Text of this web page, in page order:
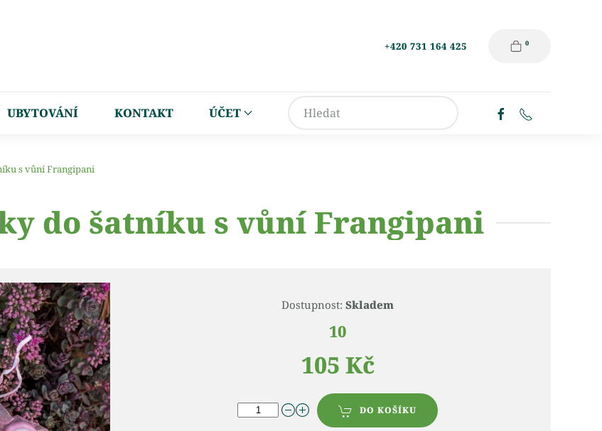
+420 731 164 425 0
UBYTOVÁNÍ KONTAKT ÚČET
s vůní Frangipani
do šatníku s vůní Frangipani
Dostupnost: Skladem
10
105 Kč
DO KOŠÍKU